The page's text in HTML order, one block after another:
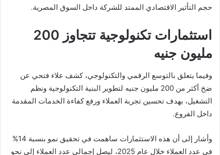
حجم التأثير الاقتصادي الممتد للشركة داخل السوق المصرية.
استثمارات تكنولوجية تتجاوز 200
مليون جنيه
وفيما يتعلق بالتوسع الرقمي والتكنولوجي، كشف علاء فتحي عن
ضخ أكثر من 200 مليون جنيه لتطوير البنية التكنولوجية ونظم
التشغيل، بهدف تحسين تجربة العملاء ورفع كفاءة الخدمات المقدمة
داخل الفروع.
وأشار إلى أن هذه الاستثمارات ساهمت في تحقيق نمو بنسبة 14%
في عدد العملاء خلال عام 2025، ليصل إجمالي عدد العملاء إلى نحو